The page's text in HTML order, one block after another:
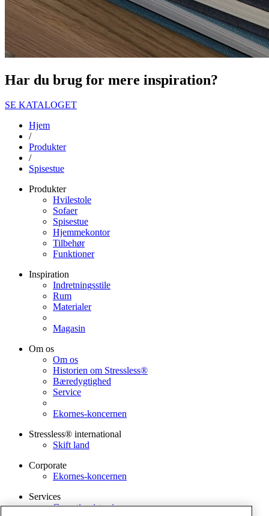
Har du brug for mere inspiration?
SE KATALOGET
Hjem
/
Produkter
/
Spisestue
Produkter
Hvilestole
Sofaer
Spisestue
Hjemmekontor
Tilbehør
Funktioner
Inspiration
Indretningsstile
Rum
Materialer
Magasin
Om os
Om os
Historien om Stressless®
Bæredygtighed
Service
Ekornes-koncernen
Stressless® international
Skift land
Corporate
Ekornes-koncernen
Services
Garantiregistrering